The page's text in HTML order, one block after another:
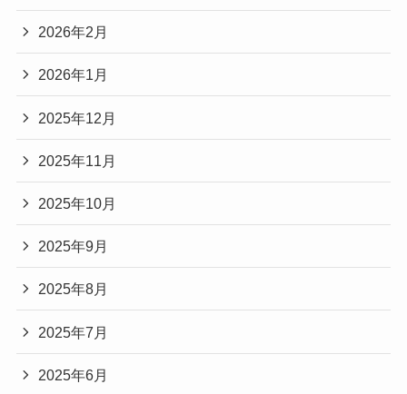
2026年2月
2026年1月
2025年12月
2025年11月
2025年10月
2025年9月
2025年8月
2025年7月
2025年6月